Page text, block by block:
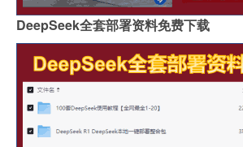
DeepSeek全套部署资料免费下载